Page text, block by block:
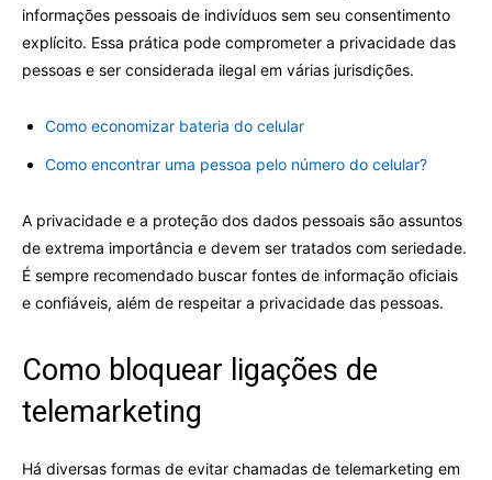
informações pessoais de indivíduos sem seu consentimento
explícito. Essa prática pode comprometer a privacidade das
pessoas e ser considerada ilegal em várias jurisdições.
Como economizar bateria do celular
Como encontrar uma pessoa pelo número do celular?
A privacidade e a proteção dos dados pessoais são assuntos
de extrema importância e devem ser tratados com seriedade.
É sempre recomendado buscar fontes de informação oficiais
e confiáveis, além de respeitar a privacidade das pessoas.
Como bloquear ligações de
telemarketing
Há diversas formas de evitar chamadas de telemarketing em